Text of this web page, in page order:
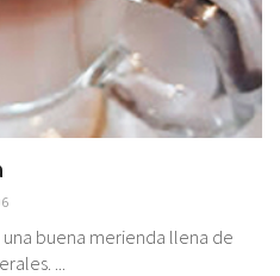
buena merienda llena de
...